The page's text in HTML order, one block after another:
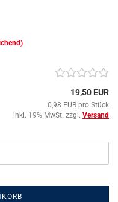
19,50 EUR
0,98 EUR pro Stück
inkl. 19% MwSt. zzgl. Versand